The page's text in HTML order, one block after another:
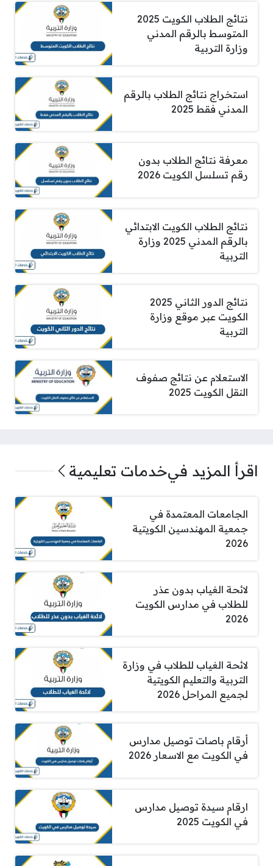
نتائج الطلاب الكويت 2025
المتوسط بالرقم المدني
وزارة التربية
استخراج نتائج الطلاب بالرقم
المدني فقط 2025
معرفة نتائج الطلاب بدون
رقم تسلسل الكويت 2026
نتائج الطلاب الكويت الابتدائي
بالرقم المدني 2025 وزارة
التربية
نتائج الدور الثاني 2025
الكويت عبر موقع وزارة
التربية
الاستعلام عن نتائج صفوف
النقل الكويت 2025
اقرأ المزيد فيخدمات تعليمية
الجامعات المعتمدة في
جمعية المهندسين الكويتية
2026
لائحة الغياب بدون عذر
للطلاب في مدارس الكويت
2026
لائحة الغياب للطلاب في وزارة
التربية والتعليم الكويتية
لجميع المراحل 2026
أرقام باصات توصيل مدارس
في الكويت مع الاسعار 2026
ارقام سيدة توصيل مدارس
في الكويت 2025